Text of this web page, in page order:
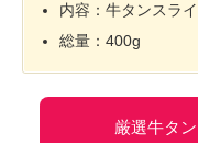
内容：牛タンスラ
総量：400g
厳選牛タ